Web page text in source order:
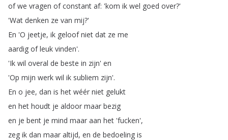
of we vragen of constant af: 'kom ik wel goed over?'
'Wat denken ze van mij?'
En 'O jeetje, ik geloof niet dat ze me
aardig of leuk vinden'.
'Ik wil overal de beste in zijn' en
'Op mijn werk wil ik subliem zijn'.
En o jee, dan is het wéér niet gelukt
en het houdt je aldoor maar bezig
en je bent je mind maar aan het 'fucken',
zeg ik dan maar altijd, en de bedoeling is